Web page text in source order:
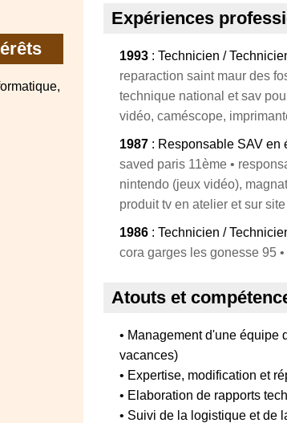
Expériences
1993 : Technicien /
reparaction saint maur des
technique national et sav
vidéo, caméscope,
1987 : Responsable SAV en
saved paris 11ème •
nintendo (jeux vidéo),
produit tv en atelier et sur
1986 : Technicien /
cora garges les gonesse 95
Atouts et
• Management d'une équipe
vacances)
• Expertise, modification et
• Elaboration de rapports
• Suivi de la logistique et de